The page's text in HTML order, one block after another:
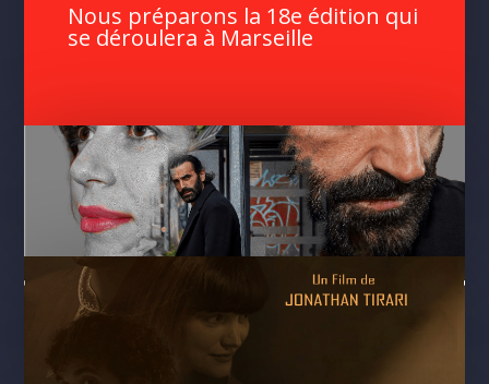
Nous préparons la 18e édition qui
se déroulera à Marseille